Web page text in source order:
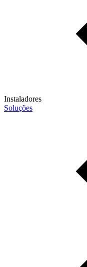
Instaladores
Soluções